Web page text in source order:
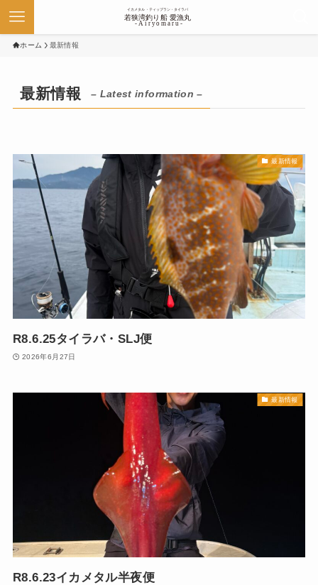
ホーム 最新情報
最新情報 – Latest information –
最新情報
R8.6.25タイラバ・SLJ便
2026年6月27日
最新情報
R8.6.23イカメタル半夜便